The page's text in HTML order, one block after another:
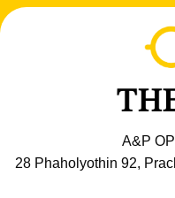
A&P
28 Phaholyothin 92,